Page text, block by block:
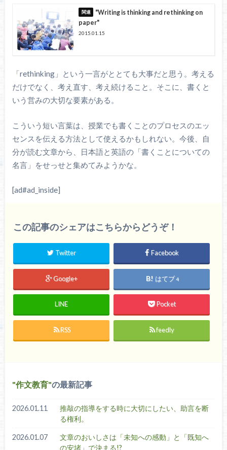
"Writing is thinking and rethinking on
paper"
2015.01.15
「rethinking」という一言がととても大事だと思う。考える
だけでなく、考え直す、考え続けること。そこに、書くと
いう営みの大切な要素がある。
こういう短い言葉は、授業でも書くことのプロセスのエッ
センスを伝える方法として使えるかもしれない。今後、自
分が読む文章から、日本語と英語の「書くことについての
名言」をせっせと集めてみようかな。
[ad#ad_inside]
この記事のシェアはこちらからどうぞ！
Twitter Facebook
Google+ はてブ4
LINE Pocket
RSS feedly
作文教育 の最新記事
2026.01.11
推敲の指導をする時に大切にしたい、助言を断
る権利。
2026.01.07
文章のおいしさは「未知への感動」と「既知へ
の安堵」で決まる!?